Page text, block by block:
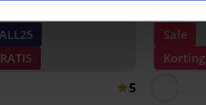
5
Sale
Korting